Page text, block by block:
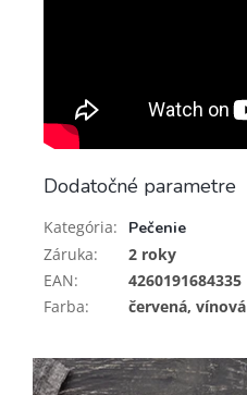
Dodatočné parametre
Kategória:
Pečenie
Záruka:
2 roky
EAN:
4260191684335
Farba: červená, vínová